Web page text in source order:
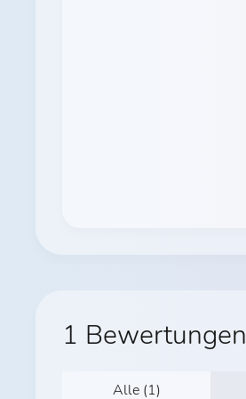
1 Bewertungen
Alle (1)